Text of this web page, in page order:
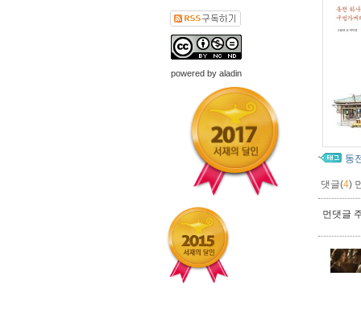
powered by aladin
동
댓글(4)
먼댓글